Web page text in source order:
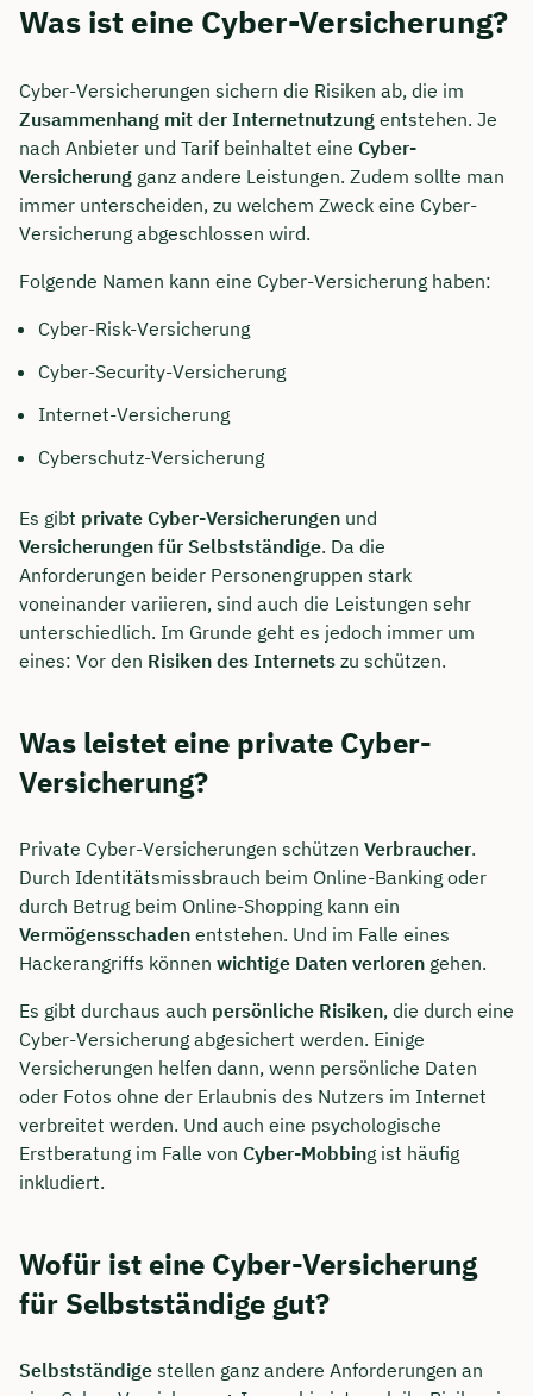
Was ist eine Cyber-Versicherung?
Cyber-Versicherungen sichern die Risiken ab, die im
Zusammenhang mit der Internetnutzung entstehen. Je
nach Anbieter und Tarif beinhaltet eine Cyber-
Versicherung ganz andere Leistungen. Zudem sollte man
immer unterscheiden, zu welchem Zweck eine Cyber-
Versicherung abgeschlossen wird.
Folgende Namen kann eine Cyber-Versicherung haben:
Cyber-Risk-Versicherung
Cyber-Security-Versicherung
Internet-Versicherung
Cyberschutz-Versicherung
Es gibt private Cyber-Versicherungen und
Versicherungen für Selbstständige. Da die
Anforderungen beider Personengruppen stark
voneinander variieren, sind auch die Leistungen sehr
unterschiedlich. Im Grunde geht es jedoch immer um
eines: Vor den Risiken des Internets zu schützen.
Was leistet eine private Cyber-
Versicherung?
Private Cyber-Versicherungen schützen Verbraucher.
Durch Identitätsmissbrauch beim Online-Banking oder
durch Betrug beim Online-Shopping kann ein
Vermögensschaden entstehen. Und im Falle eines
Hackerangriffs können wichtige Daten verloren gehen.
Es gibt durchaus auch persönliche Risiken, die durch eine
Cyber-Versicherung abgesichert werden. Einige
Versicherungen helfen dann, wenn persönliche Daten
oder Fotos ohne der Erlaubnis des Nutzers im Internet
verbreitet werden. Und auch eine psychologische
Erstberatung im Falle von Cyber-Mobbing ist häufig
inkludiert.
Wofür ist eine Cyber-Versicherung
für Selbstständige gut?
Selbstständige stellen ganz andere Anforderungen an